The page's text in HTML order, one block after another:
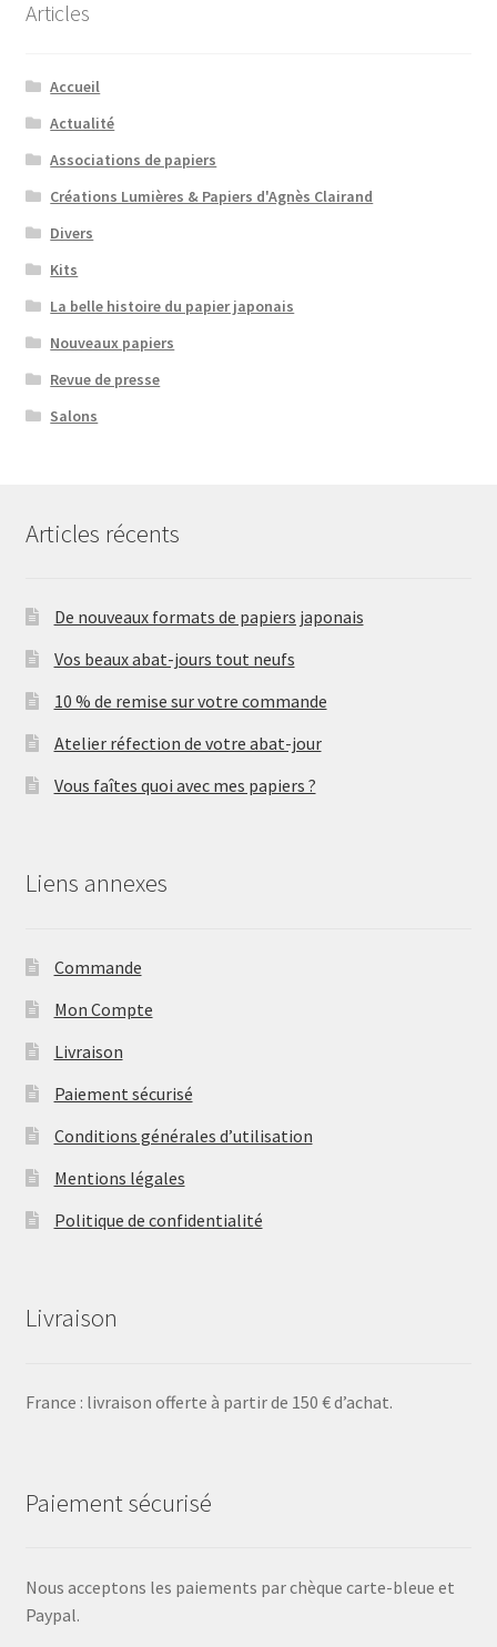
Articles
Accueil
Actualité
Associations de papiers
Créations Lumières & Papiers d'Agnès Clairand
Divers
Kits
La belle histoire du papier japonais
Nouveaux papiers
Revue de presse
Salons
Articles récents
De nouveaux formats de papiers japonais
Vos beaux abat-jours tout neufs
10 % de remise sur votre commande
Atelier réfection de votre abat-jour
Vous faîtes quoi avec mes papiers ?
Liens annexes
Commande
Mon Compte
Livraison
Paiement sécurisé
Conditions générales d’utilisation
Mentions légales
Politique de confidentialité
Livraison
France : livraison offerte à partir de 150 € d’achat.
Paiement sécurisé
Nous acceptons les paiements par chèque carte-bleue et
Paypal.